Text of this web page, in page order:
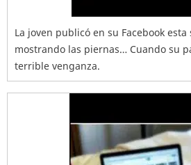
La joven publicó en su Facebook
mostrando las piernas… Cuando su
terrible venganza.